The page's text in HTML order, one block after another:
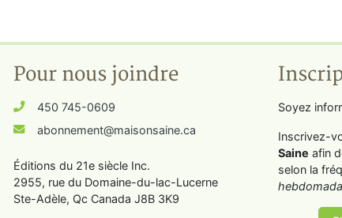
Pour nous joindre
450 745-0609
abonnement@maisonsaine.ca
Éditions du 21e siècle Inc.
2955, rue du Domaine-du-lac-Lucerne
Ste-Adèle, Qc Canada J8B 3K9
Soyez
Inscrivez-
Saine afin
selon la